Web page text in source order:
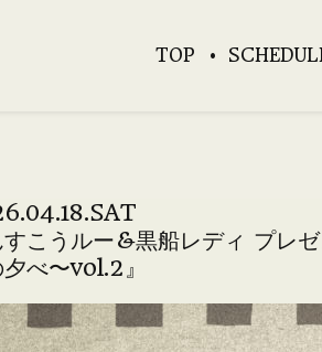
TOP
すこうルー&黒船レディ プレ
べ〜vol.2』